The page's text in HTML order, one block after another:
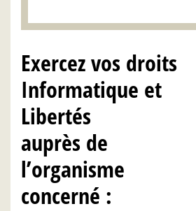
Exercez vos droits
Informatique et
Libertés
auprès de
l’organisme
concerné :